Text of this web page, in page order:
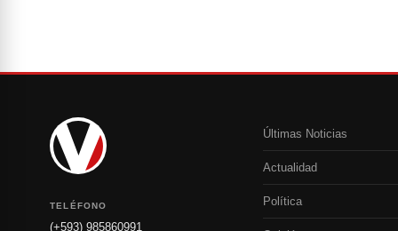
TELÉFONO
(+593) 985860991
Últimas Noticias
Actualidad
Política